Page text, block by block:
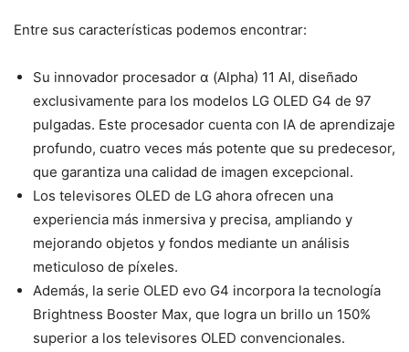
Entre sus características podemos encontrar:
Su innovador procesador α (Alpha) 11 AI, diseñado
exclusivamente para los modelos LG OLED G4 de 97
pulgadas. Este procesador cuenta con IA de aprendizaje
profundo, cuatro veces más potente que su predecesor,
que garantiza una calidad de imagen excepcional.
Los televisores OLED de LG ahora ofrecen una
experiencia más inmersiva y precisa, ampliando y
mejorando objetos y fondos mediante un análisis
meticuloso de píxeles.
Además, la serie OLED evo G4 incorpora la tecnología
Brightness Booster Max, que logra un brillo un 150%
superior a los televisores OLED convencionales.